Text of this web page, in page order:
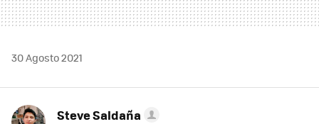
30 Agosto 2021
Steve Saldaña